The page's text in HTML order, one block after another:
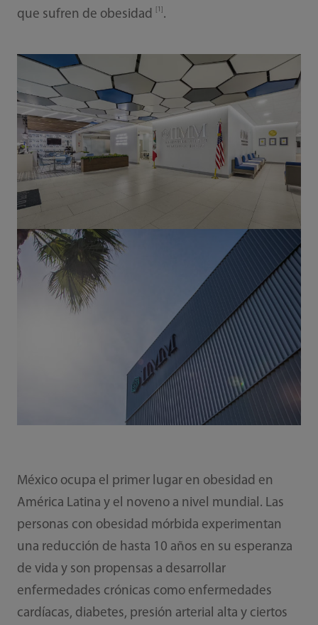
que sufren de obesidad
[1] .
México ocupa el primer lugar en obesidad en
América Latina y el noveno a nivel mundial. Las
personas con obesidad mórbida experimentan
una reducción de hasta 10 años en su esperanza
de vida y son propensas a desarrollar
enfermedades crónicas como enfermedades
cardíacas, diabetes, presión arterial alta y ciertos